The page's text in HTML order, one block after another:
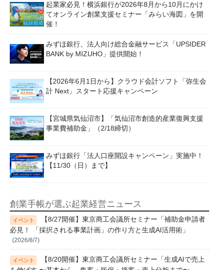
起業家必見！横浜銀行が2026年8月から10月にかけ
てオンライン創業支援セミナー「みらい海図」を開
催！
みずほ銀行、法人向け総合金融サービス「UPSIDER
BANK by MIZUHO」提供開始！
【2026年6月1日から】クラウド会計ソフト「弥生会
計 Next」スタート応援キャンペーン
【宮城県気仙沼市】「気仙沼市創造的産業復興支援
事業費補助金」（2/18締切）
みずほ銀行「法人口座開設キャンペーン」実施中！
【11/30（日）まで】
創業手帳が選ぶ起業経営ニュース
【8/27開催】東京商工会議所セミナー「補助金申請者
必見！ 「採択される事業計画」の作り方と生成AI活用術」
(2026/8/7)
【8/20開催】東京商工会議所セミナー「生成AIで売上